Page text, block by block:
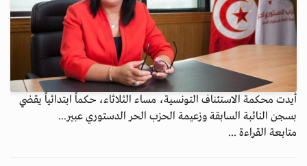
أيدت محكمة الاستئناف التونسية، مساء الثلاثاء، حكماً ابتدائياً يقضي
بسجن النائبة السابقة وزعيمة الحزب الحر الدستوري عبير...
متابعة القراءة ...